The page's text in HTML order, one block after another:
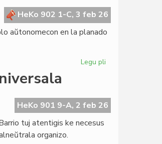
verda
naturo":
bonvenon
HeKo 902 1-C, 3 feb 26
aŭtonomecon en la planado
Legu pli
strategion
HeKo 901 9-A, 2 feb 26
tuj atentigis ke necesus
organizo.